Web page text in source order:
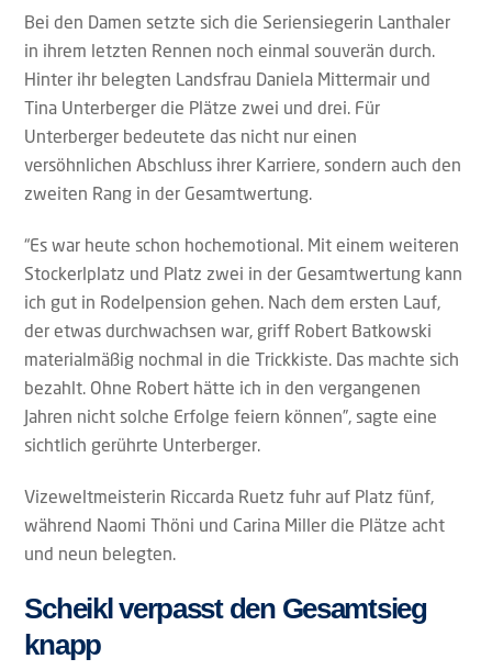
Bei den Damen setzte sich die Seriensiegerin Lanthaler
in ihrem letzten Rennen noch einmal souverän durch.
Hinter ihr belegten Landsfrau Daniela Mittermair und
Tina Unterberger die Plätze zwei und drei. Für
Unterberger bedeutete das nicht nur einen
versöhnlichen Abschluss ihrer Karriere, sondern auch den
zweiten Rang in der Gesamtwertung.
“Es war heute schon hochemotional. Mit einem weiteren
Stockerlplatz und Platz zwei in der Gesamtwertung kann
ich gut in Rodelpension gehen. Nach dem ersten Lauf,
der etwas durchwachsen war, griff Robert Batkowski
materialmäßig nochmal in die Trickkiste. Das machte sich
bezahlt. Ohne Robert hätte ich in den vergangenen
Jahren nicht solche Erfolge feiern können”, sagte eine
sichtlich gerührte Unterberger.
Vizeweltmeisterin Riccarda Ruetz fuhr auf Platz fünf,
während Naomi Thöni und Carina Miller die Plätze acht
und neun belegten.
Scheikl verpasst den Gesamtsieg
knapp